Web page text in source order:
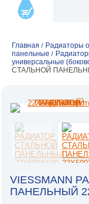
Главная / Радиаторы
панельные /
универсальные
СТАЛЬНОЙ
VIESSMANN
ПАНЕЛЬНЫЙ